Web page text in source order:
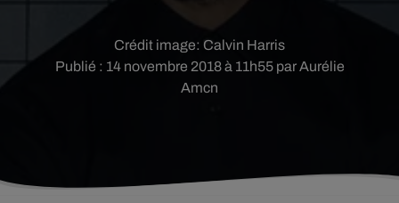
Publié : 14 novembre 2018 à 11h55 par Aurélie
Amcn
Crédit image: Calvin Harris